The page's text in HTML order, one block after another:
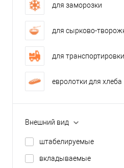
для заморозки
для сырково-
для транспортировки
евролотки для хлеба
Внешний вид
штабелируемые
вкладываемые